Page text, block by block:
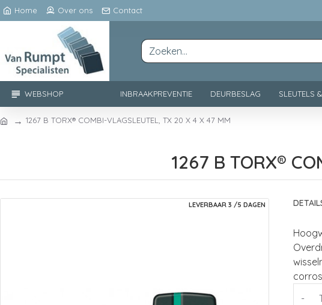
Home Over ons Contact
WEBSHOP INBRAAKPREVENTIE DEURBESLAG SLEUTELS
1267 B TORX® COMBI-VLAGSLEUTEL, TX 20 X 4 X 47 MM
1267 B TORX®
LEVERBAAR 3 /5 DAGEN
-